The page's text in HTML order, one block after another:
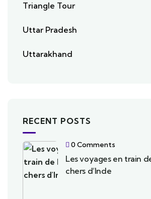
Triangle Tour
Uttar Pradesh
Uttarakhand
RECENT POSTS
0 Comments
Les voyages en train
chers d’Inde